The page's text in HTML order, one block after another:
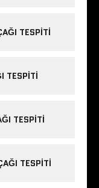
TESPITI
TESPITI
TESPITI
TESPITI